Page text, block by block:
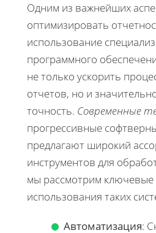
Одним из важнейших
оптимизировать
использование
программного
не только ускорить
отчетов, но и
точность. Современные
прогрессивные
предлагают широкий
инструментов для
мы рассмотрим
использования таких
Автоматизация: